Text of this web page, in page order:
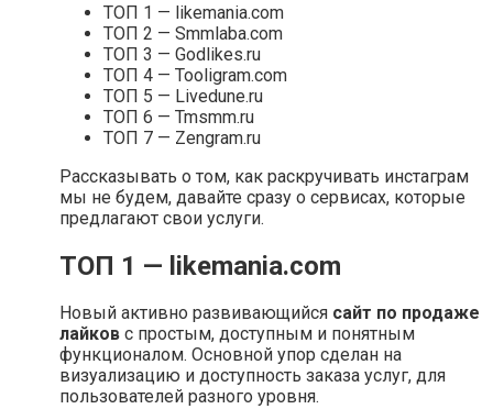
ТОП 1 — likemania.com
ТОП 2 — Smmlaba.com
ТОП 3 — Godlikes.ru
ТОП 4 — Tooligram.com
ТОП 5 — Livedune.ru
ТОП 6 — Tmsmm.ru
ТОП 7 — Zengram.ru
Рассказывать о том, как раскручивать инстаграм
мы не будем, давайте сразу о сервисах, которые
предлагают свои услуги.
ТОП 1 — likemania.com
Новый активно развивающийся сайт по продаже
лайков с простым, доступным и понятным
функционалом. Основной упор сделан на
визуализацию и доступность заказа услуг, для
пользователей разного уровня.